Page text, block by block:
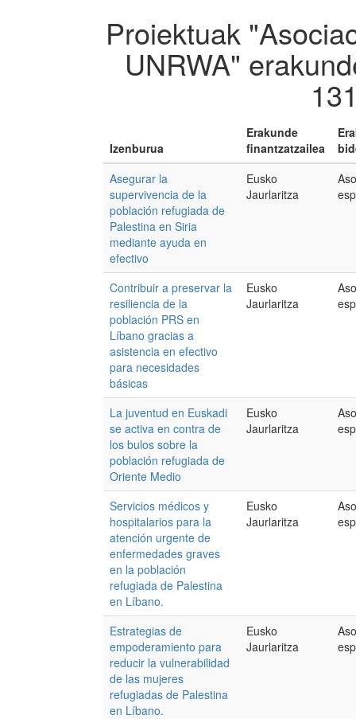
Proiektuak
UNRWA"
Izenburua
Erakunde
finantzatzailea
Asegurar la
supervivencia de la
población refugiada de
Palestina en Siria
mediante ayuda en
efectivo
Eusko
Jaurlaritza
Contribuir a preservar la
resiliencia de la
población PRS en
Líbano gracias a
asistencia en efectivo
para necesidades
básicas
Eusko
Jaurlaritza
La juventud en Euskadi
se activa en contra de
los bulos sobre la
población refugiada de
Oriente Medio
Eusko
Jaurlaritza
Servicios médicos y
hospitalarios para la
atención urgente de
enfermedades graves
en la población
refugiada de Palestina
en Líbano.
Eusko
Jaurlaritza
Estrategias de
empoderamiento para
reducir la vulnerabilidad
de las mujeres
refugiadas de Palestina
en Líbano.
Eusko
Jaurlaritza